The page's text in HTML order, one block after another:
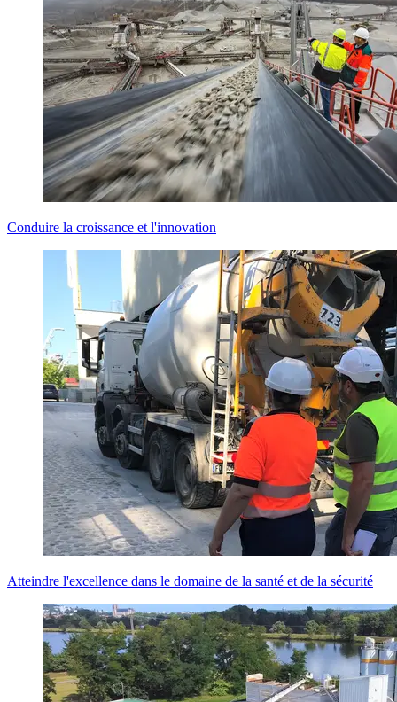
Conduire la croissance et l'innovation
Atteindre l'excellence dans le domaine de la santé et de la sécurité